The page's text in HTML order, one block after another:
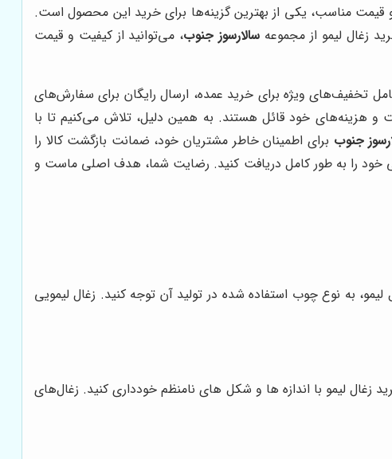
و قیمت مناسب، یکی از بهترین گزینه‌ها برای خرید این محصول است.
زغال لیمو از مجموعه سالارسوز جنوب، می‌توانید از کیفیت و قیمت
تخفیف‌های ویژه برای خرید عمده، ارسال رایگان برای سفارش‌های
هزینه‌های خود قائل هستند. به همین دلیل، تلاش می‌کنیم تا با
جنوب برای اطمینان خاطر مشتریان خود، ضمانت بازگشت کالا را
خود را به طور کامل دریافت کنید. رضایت شما، هدف اصلی ماست و
به نوع چوب استفاده شده در تولید آن توجه کنید. زغال لیمویی
لیمو با اندازه ها و شکل های نامنظم خودداری کنید. زغال‌های